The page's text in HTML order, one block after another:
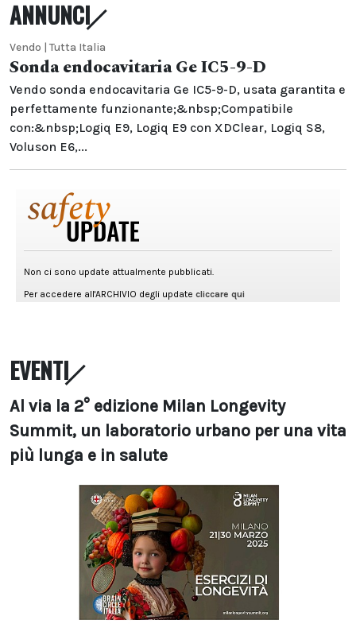
ANNUNCI
Vendo | Tutta Italia
Sonda endocavitaria Ge IC5-9-D
Vendo sonda endocavitaria Ge IC5-9-D, usata garantita e
perfettamente funzionante;&nbsp;Compatibile
con:&nbsp;Logiq E9, Logiq E9 con XDClear, Logiq S8,
Voluson E6,...
EVENTI
Al via la 2° edizione Milan Longevity
Summit, un laboratorio urbano per una vita
più lunga e in salute